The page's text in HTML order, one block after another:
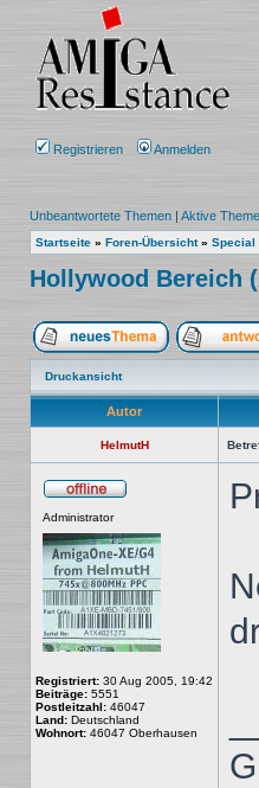
Registrieren Anmelden
Unbeantwortete Themen | Aktive
Startseite » Foren-Übersicht» Special
Hollywood Bereich
Ein neues
Druckansicht
Autor
HelmutH
Administrator
Registriert: 30 Aug 2005, 19:42
Beiträge: 5551
Postleitzahl: 46047
Land: Deutschland
Wohnort: 46047 Oberhausen